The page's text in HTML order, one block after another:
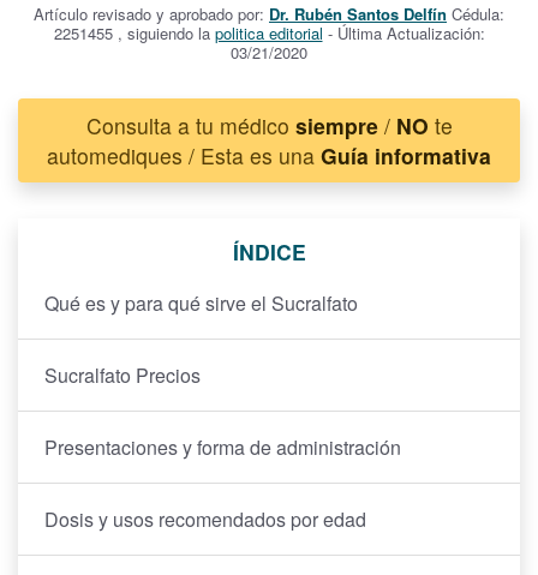
Artículo revisado y aprobado por: Dr. Rubén Santos Delfín Cédula:
2251455 , siguiendo la politica editorial - Última Actualización:
03/21/2020
Consulta a tu médico siempre/ NO te
automediques / Esta es una Guía informativa
ÍNDICE
Qué es y para qué sirve el Sucralfato
Sucralfato Precios
Presentaciones y forma de administración
Dosis y usos recomendados por edad